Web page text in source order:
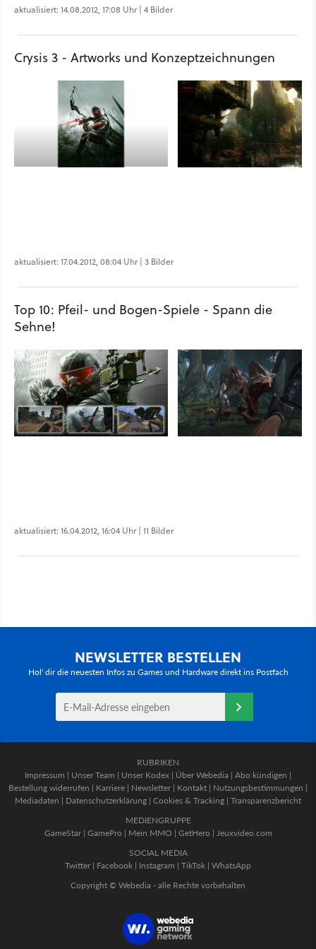
aktualisiert: 14.08.2012, 17:08 Uhr | 4 Bilder
Crysis 3 - Artworks und Konzeptzeichnungen
aktualisiert: 17.04.2012, 08:04 Uhr | 3 Bilder
Top 10: Pfeil- und Bogen-Spiele - Spann die
Sehne!
aktualisiert: 16.04.2012, 16:04 Uhr | 11 Bilder
NEWSLETTER BESTELLEN
Hol' dir die neuesten Infos zu Games und Hardware direkt ins Postfach
RUBRIKEN
Impressum | Unser Team | Unser Kodex | Über Webedia | Abo kündigen |
Bestellung widerrufen | Karriere | Newsletter | Kontakt | Nutzungsbestimmungen |
Mediadaten | Datenschutzerklärung | Cookies & Tracking | Transparenzbericht
MEDIENGRUPPE
GameStar| GamePro | Mein MMO | GetHero | Jeuxvideo.com
SOCIAL MEDIA
Twitter | Facebook | Instagram | TikTok | WhatsApp
Copyright © Webedia - alle Rechte vorbehalten